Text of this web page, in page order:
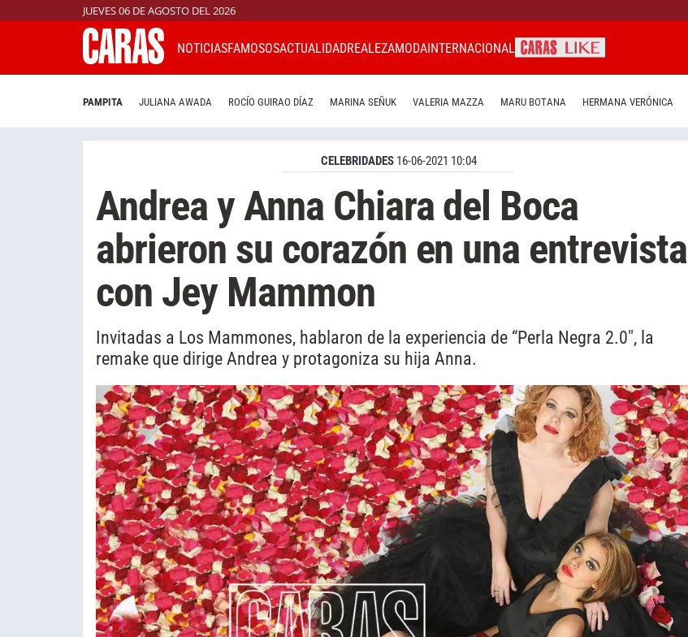
JUEVES 06 DE AGOSTO DEL 2026
NOTICIASFAMOSOSACTUALIDADREALEZAMODAINTERNACIONAL
PAMPITA JULIANA AWADA ROCÍO GUIRAO DÍAZ MARINA SEÑUK VALERIA MAZZA MARU BOTANA HERMANA VERÓNICA
CELEBRIDADES 16-06-2021 10:04
Andrea y Anna Chiara del Boca
abrieron su corazón en una entrevista
con Jey Mammon
Invitadas a Los Mammones, hablaron de la experiencia de “Perla Negra 2.0″, la
remake que dirige Andrea y protagoniza su hija Anna.